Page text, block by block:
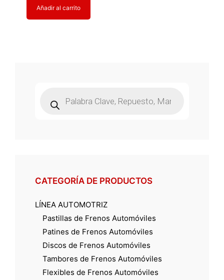
Añadir al carrito
productos
CATEGORÍA DE PRODUCTOS
LÍNEA AUTOMOTRIZ
Pastillas de Frenos Automóviles
Patines de Frenos Automóviles
Discos de Frenos Automóviles
Tambores de Frenos Automóviles
Flexibles de Frenos Automóviles